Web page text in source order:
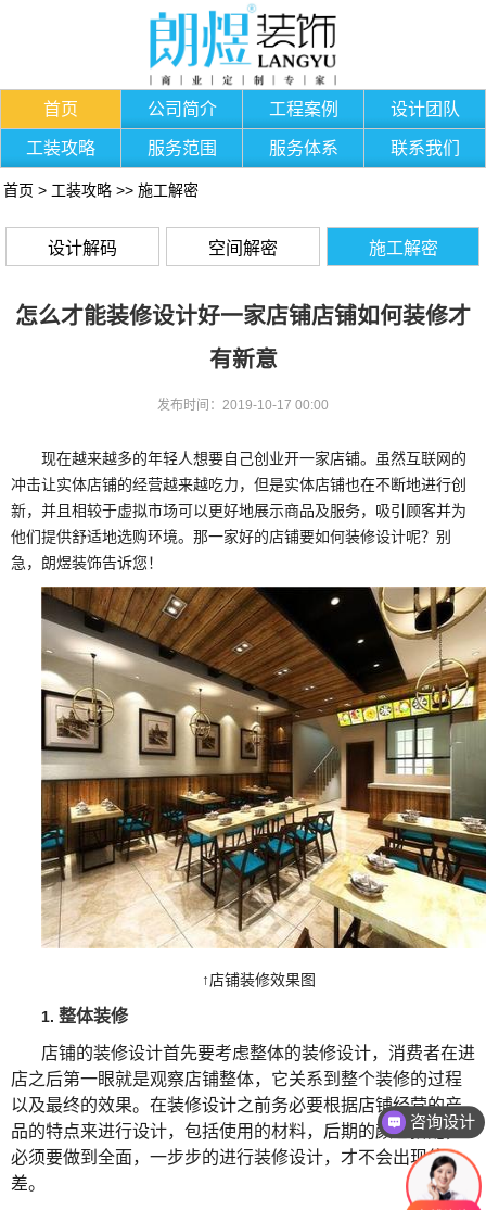
首页 公司简介 工程案例 设计团队
工装攻略 服务范围 服务体系 联系我们
首页 > 工装攻略 >> 施工解密
设计解码 空间解密 施工解密
怎么才能装修设计好一家店铺店铺如何装修才
有新意
发布时间：2019-10-17 00:00
现在越来越多的年轻人想要自己创业开一家店铺。虽然互联网的
冲击让实体店铺的经营越来越吃力，但是实体店铺也在不断地进行创
新，并且相较于虚拟市场可以更好地展示商品及服务，吸引顾客并为
他们提供舒适地选购环境。那一家好的店铺要如何装修设计呢？别
急，朗煜装饰告诉您！
↑店铺装修效果图
1. 整体装修
店铺的装修设计首先要考虑整体的装修设计，消费者在进
店之后第一眼就是观察店铺整体，它关系到整个装修的过程
以及最终的效果。在装修设计之前务必要根据店铺经营的产
品的特点来进行设计，包括使用的材料，后期的颜色搭配，
必须要做到全面，一步步的进行装修设计，才不会出现偏
差。
咨询设计